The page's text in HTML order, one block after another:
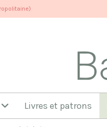
Livres et patrons